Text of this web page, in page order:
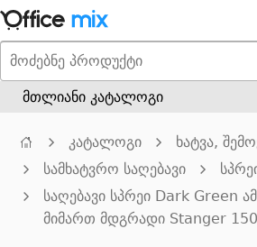
მთლიანი კატალოგი
კატალოგი
ხატვა,
სამხატვრო საღებავი
საღებავი სპრეი Dark Green
მიმართ მდგრადი Stanger